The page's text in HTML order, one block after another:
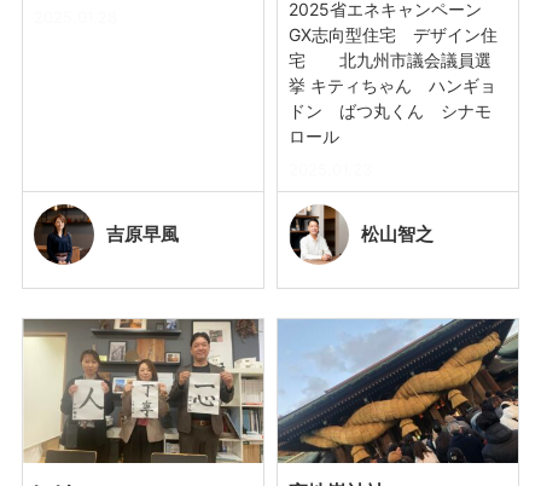
吉原早風
2025省エネキャンペーン
GX志向型住宅 デザイン住
宅 北九州市議会議員選
挙 キティちゃん ハンギョ
ドン ばつ丸くん シナモ
ロール
松山智之